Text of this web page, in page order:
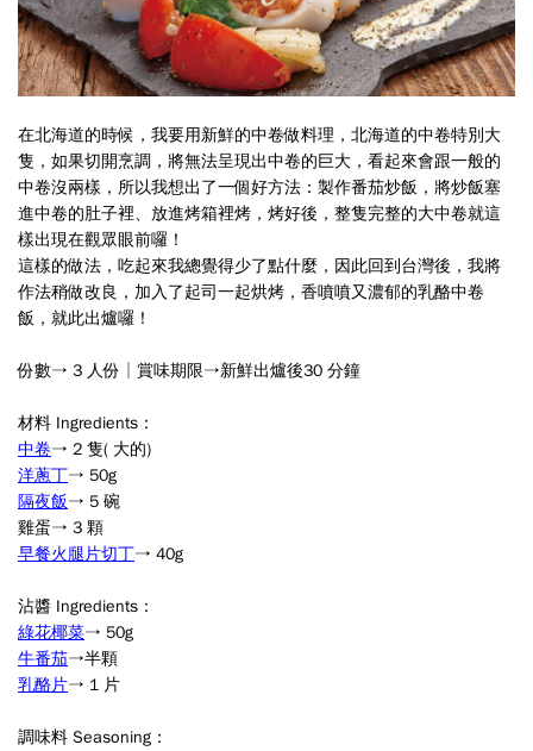
在北海道的時候，我要用新鮮的中卷做料理，北海道的中卷特別大
隻，如果切開烹調，將無法呈現出中卷的巨大，看起來會跟一般的
中卷沒兩樣，所以我想出了一個好方法：製作番茄炒飯，將炒飯塞
進中卷的肚子裡、放進烤箱裡烤，烤好後，整隻完整的大中卷就這
樣出現在觀眾眼前囉！
這樣的做法，吃起來我總覺得少了點什麼，因此回到台灣後，我將
作法稍做改良，加入了起司一起烘烤，香噴噴又濃郁的乳酪中卷
飯，就此出爐囉！
份數→ 3 人份│賞味期限→新鮮出爐後30 分鐘
材料 Ingredients：
中卷→ 2 隻( 大的)
洋蔥丁→ 50g
隔夜飯→ 5 碗
雞蛋→ 3 顆
早餐火腿片切丁→ 40g
沾醬 Ingredients：
綠花椰菜→ 50g
牛番茄→半顆
乳酪片→ 1 片
調味料 Seasoning：